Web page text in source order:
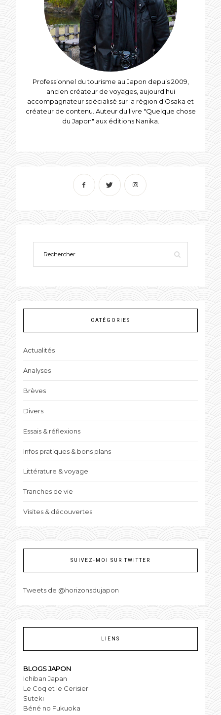
Professionnel du tourisme au Japon depuis 2009,
ancien créateur de voyages, aujourd'hui
accompagnateur spécialisé sur la région d'Osaka et
créateur de contenu. Auteur du livre "Quelque chose
du Japon" aux éditions Nanika.
CATÉGORIES
Actualités
Analyses
Brèves
Divers
Essais & réflexions
Infos pratiques & bons plans
Littérature & voyage
Tranches de vie
Visites & découvertes
SUIVEZ-MOI SUR TWITTER
Tweets de @horizonsdujapon
LIENS
BLOGS JAPON
Ichiban Japan
Le Coq et le Cerisier
Suteki
Béné no Fukuoka